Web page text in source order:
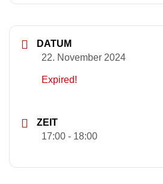
DATUM
22. November 2024
Expired!
ZEIT
17:00 - 18:00